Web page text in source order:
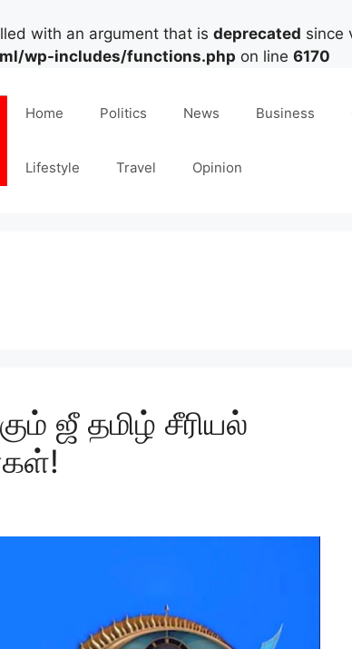
with an argument that is deprecated since
wp-includes/functions.php on line 6170
Home Politics News Business
Lifestyle Travel Opinion
ஜீ தமிழ் சீரியல்